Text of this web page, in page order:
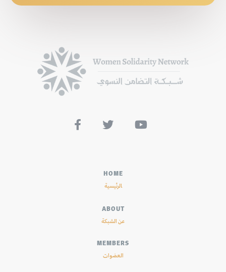
  
HOME
الرئيسية
ABOUT
عن الشبكة
MEMBERS
العضوات